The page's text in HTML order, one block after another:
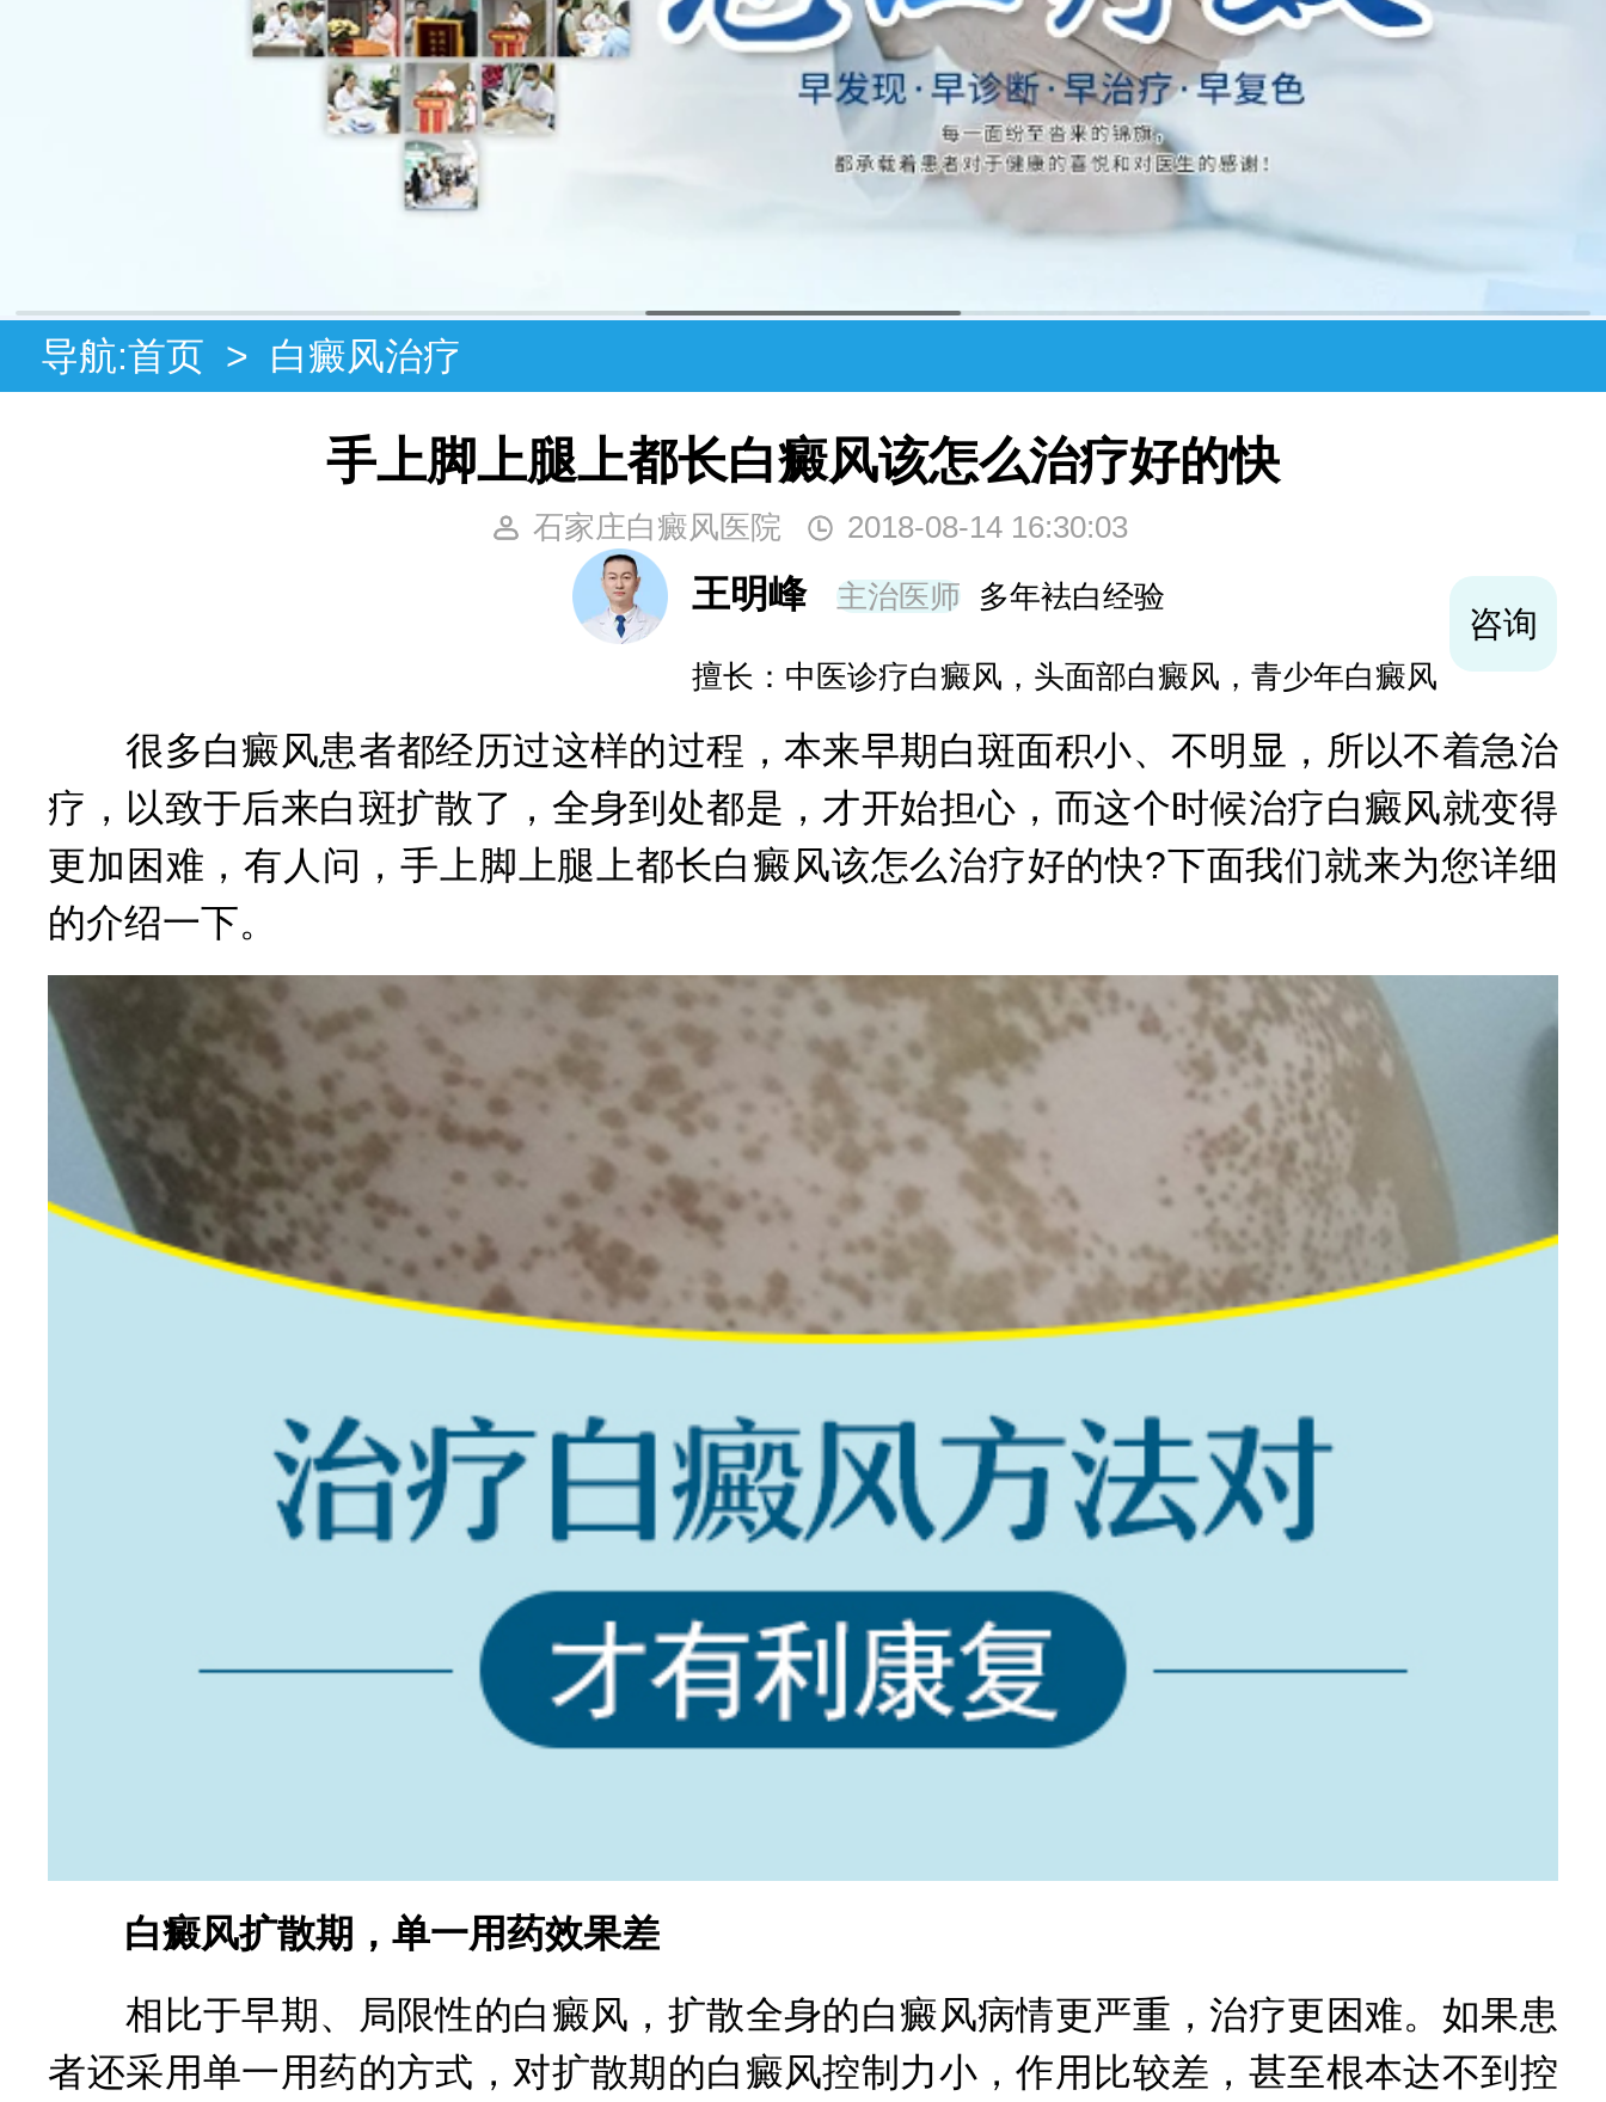
导航:首页 > 白癜风治疗
手上脚上腿上都长白癜风该怎么治疗好的快
石家庄白癜风医院 2018-08-14 16:30:03
王明峰 主治医师 多年袪白经验
擅长：中医诊疗白癜风，头面部白癜风，青少年白癜风
咨询
很多白癜风患者都经历过这样的过程，本来早期白斑面积小、不明显，所以不着急治
疗，以致于后来白斑扩散了，全身到处都是，才开始担心，而这个时候治疗白癜风就变得
更加困难，有人问，手上脚上腿上都长白癜风该怎么治疗好的快?下面我们就来为您详细
的介绍一下。
白癜风扩散期，单一用药效果差
相比于早期、局限性的白癜风，扩散全身的白癜风病情更严重，治疗更困难。如果患
者还采用单一用药的方式，对扩散期的白癜风控制力小，作用比较差，甚至根本达不到控